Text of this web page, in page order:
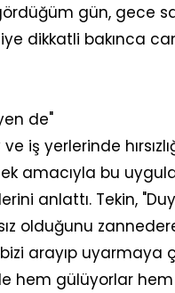
gün, gece
dikkatli bakınca
de"
iş yerlerinde
amacıyla bu
anlattı. Tekin,
olduğunu
arayıp uyarmaya
hem gülüyorlar